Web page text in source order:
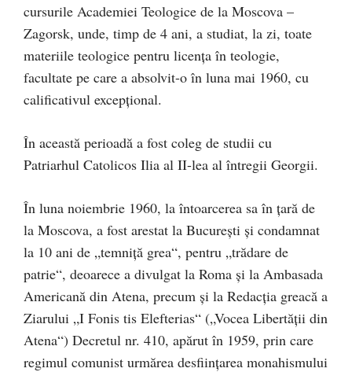
cursurile Academiei Teologice de la Moscova –
Zagorsk, unde, timp de 4 ani, a studiat, la zi, toate
materiile teologice pentru licenţa în teologie,
facultate pe care a absolvit-o în luna mai 1960, cu
calificativul excepţional.
În această perioadă a fost coleg de studii cu
Patriarhul Catolicos Ilia al II-lea al întregii Georgii.
În luna noiembrie 1960, la întoarcerea sa în ţară de
la Moscova, a fost arestat la Bucureşti şi condamnat
la 10 ani de „temniţă grea“, pentru „trădare de
patrie“, deoarece a divulgat la Roma şi la Ambasada
Americană din Atena, precum şi la Redacţia greacă a
Ziarului „I Fonis tis Elefterias“ („Vocea Libertăţii din
Atena“) Decretul nr. 410, apărut în 1959, prin care
regimul comunist urmărea desfiinţarea monahismului